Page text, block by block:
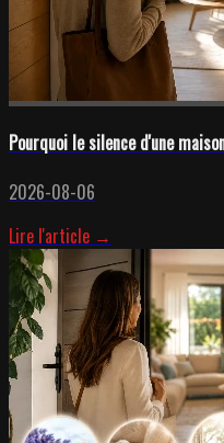
Pourquoi le silence d'une
2026-08-06
Lire l'article →